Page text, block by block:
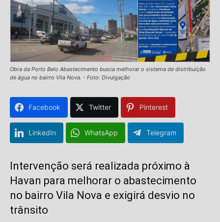
Obra da Porto Belo Abastecimento busca melhorar o sistema de distribuição
de água no bairro Vila Nova. - Foto: Divulgação
Facebook Twitter Pinterest
LinkedIn WhatsApp Telegram
Intervenção será realizada próximo à
Havan para melhorar o abastecimento
no bairro Vila Nova e exigirá desvio no
trânsito